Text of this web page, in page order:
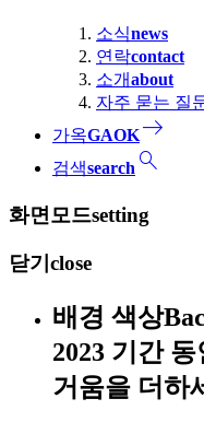
소식news
연락contact
소개about
자주 묻는 질
가옥GAOKeast
검색search search
화면모드setting
닫기 close
배경 색상
2023 기간
거움을 더하